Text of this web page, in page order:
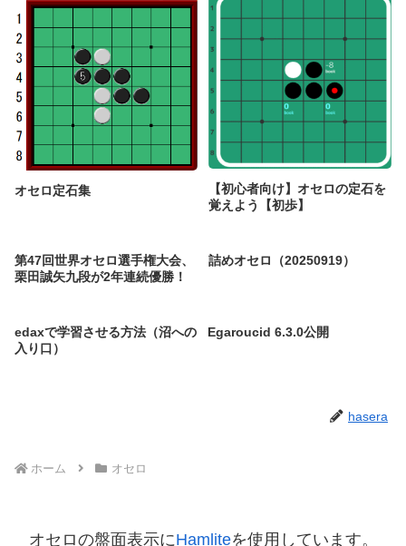
オセロ定石集
【初心者向け】オセロの定石を
覚えよう【初歩】
第47回世界オセロ選手権大会、
栗田誠矢九段が2年連続優勝！
詰めオセロ（20250919）
edaxで学習させる方法（沼への
入り口）
Egaroucid 6.3.0公開
hasera
ホーム オセロ
オセロの盤面表示にHamliteを使用しています。